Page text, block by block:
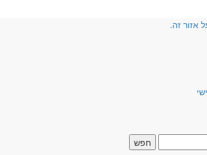
אזור זה.